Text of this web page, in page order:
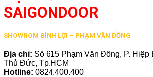
SAIGONDOOR
SHOWROM BÌNH LỢI – PHẠM VĂN ĐỒNG
Địa chỉ: Số 615 Phạm Văn Đồng, P. Hiệp
Thủ Đức, Tp.HCM
Hotline: 0824.400.400